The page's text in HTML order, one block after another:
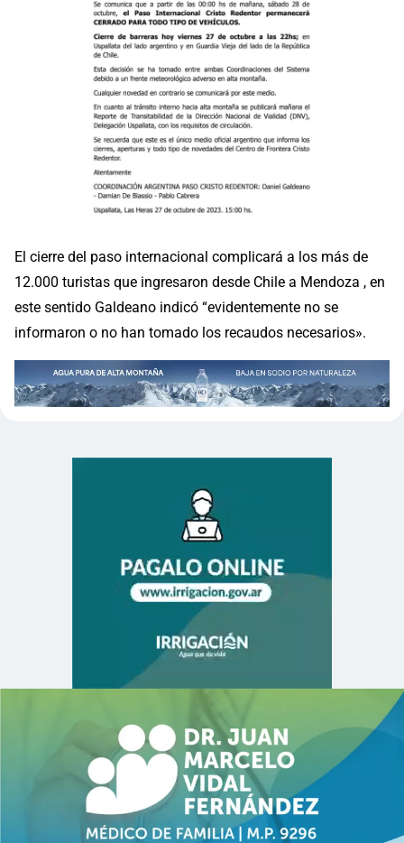
El cierre del paso internacional complicará a los más de
12.000 turistas que ingresaron desde Chile a Mendoza , en
este sentido Galdeano indicó “evidentemente no se
informaron o no han tomado los recaudos necesarios».